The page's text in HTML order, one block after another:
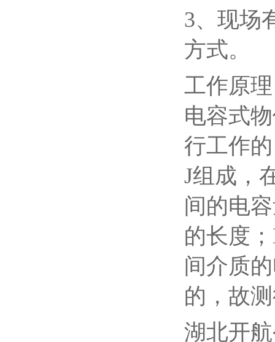
3、现场
方式。
工作原
电容式
行工作
J组成，
间的电
的长度
间介质
的，故
湖北开